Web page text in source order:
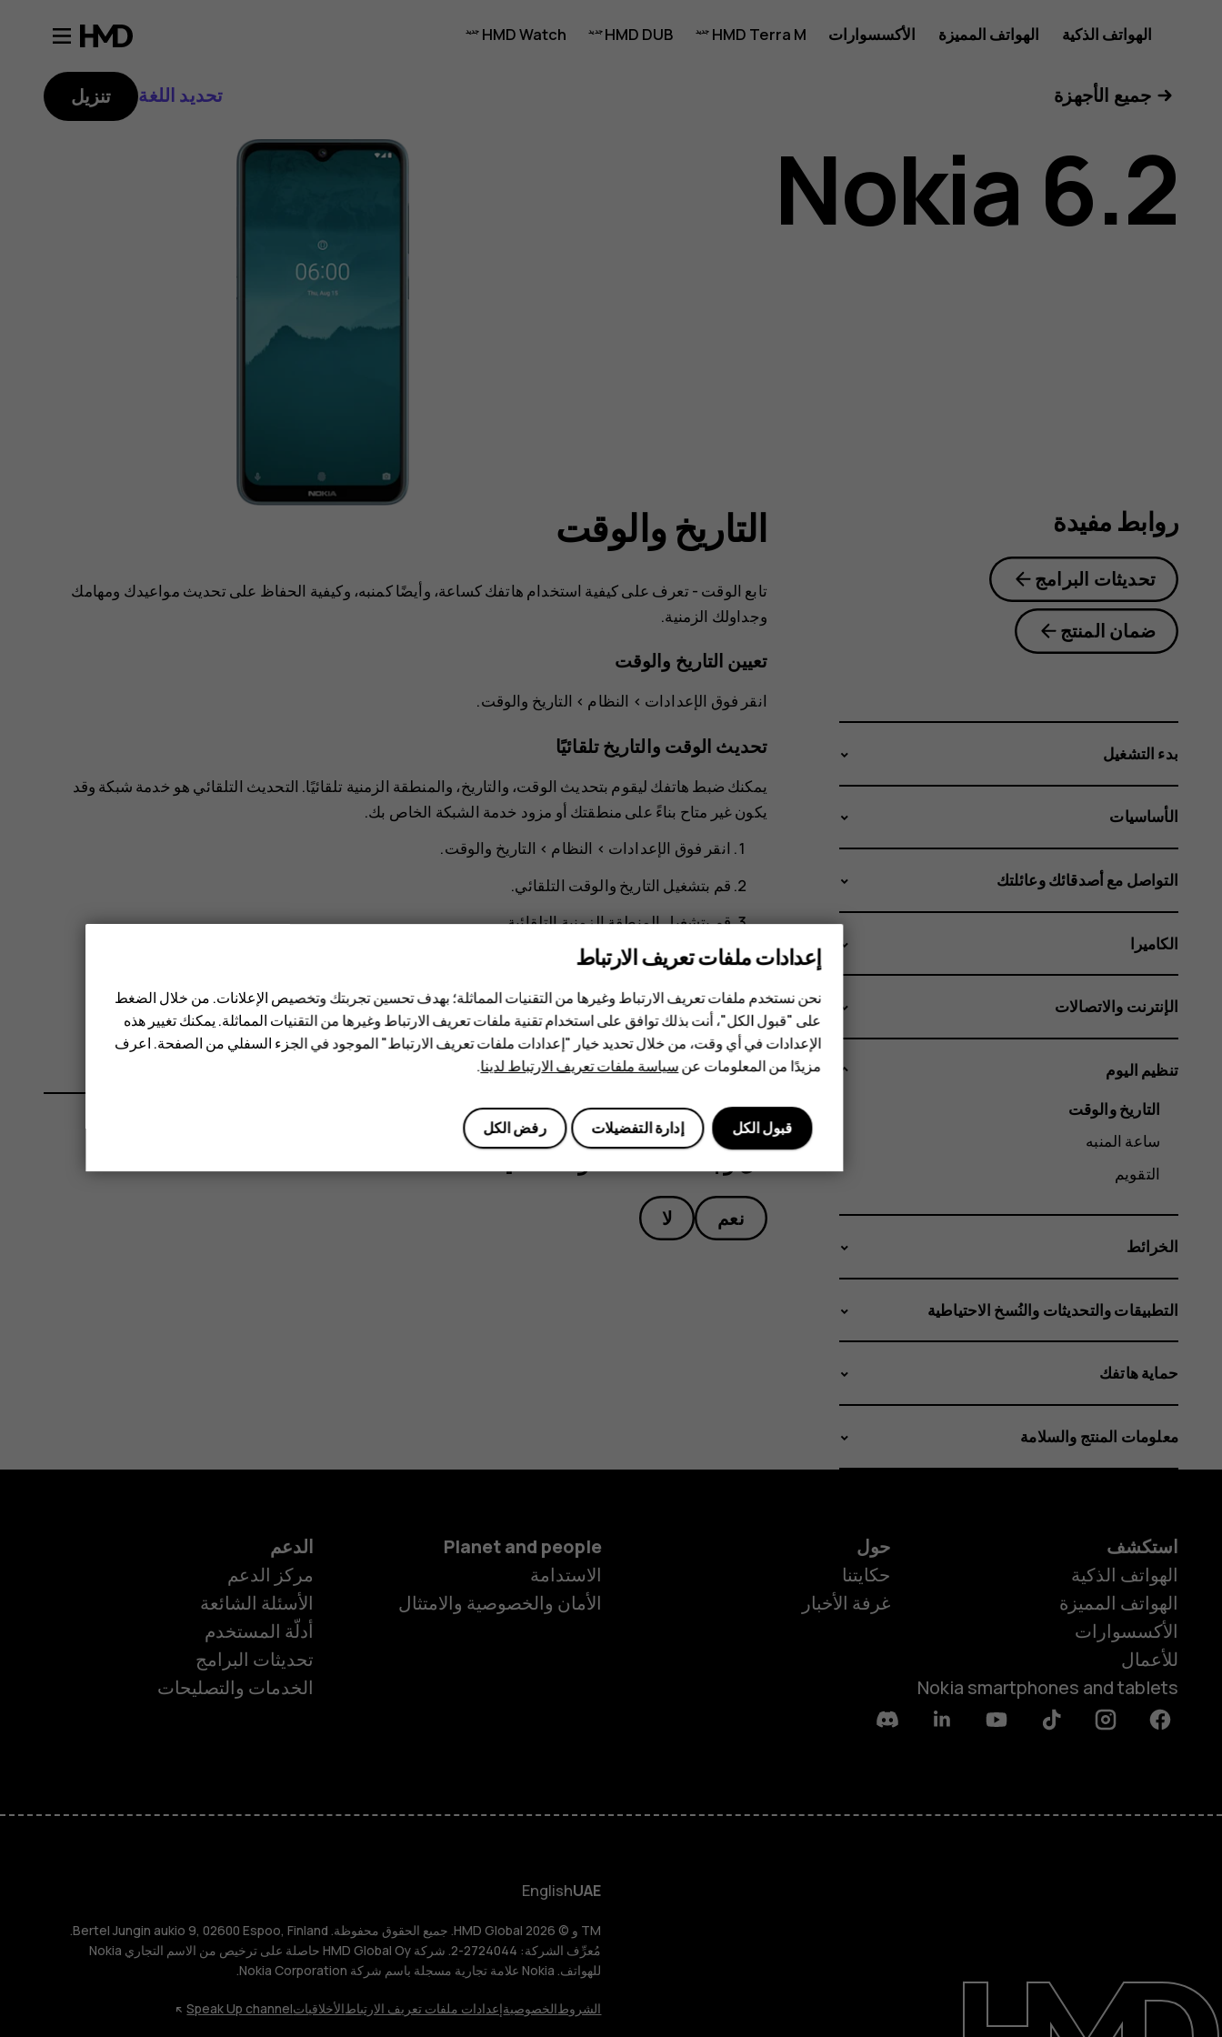
دليل
مستخدم
هاتف
الهواتف الذكية الهواتف المميزة الأكسسوارات HMD Terra M
HMD DUB
HMD Watch
الهواتف الذكية
HMD Terra M
HMD DUB
HMD Watch
للأعمال
الدعم
جميع الأجهزة تحديد اللغة تنزيل
Nokia 6.2
التاريخ والوقت
تابع الوقت - تعرف على كيفية استخدام هاتفك كساعة، وأيضًا كمنبه، وكيفية الحفاظ على تحديث مواعيدك ومهامك
وجداولك الزمنية.
تعيين التاريخ والوقت
انقر فوق > النظام > التاريخ والوقت.
تحديث الوقت والتاريخ تلقائيًا
يمكنك ضبط هاتفك ليقوم بتحديث الوقت، والتاريخ، والمنطقة الزمنية تلقائيًا. التحديث التلقائي هو خدمة شبكة وقد
يكون غير متاح بناءً على منطقتك أو مزود خدمة الشبكة الخاص بك.
انقر فوق
> النظام > التاريخ والوقت.
قم بتشغيل التاريخ والوقت التلقائي.
قم بتشغيلالمنطقة الزمنية التلقائية.
تغيير الساعة إلى تنسيق 24 ساعة
انقر فوق >النظام>التاريخ والوقت، وقم بتشغيل
‎استخدام تنسيق 24 ساعة .
نعم لا
روابط مفيدة
تحديثات البرامج
ضمان المنتج
بدء التشغيل
الأساسيات
التواصل مع أصدقائك وعائلتك
الكاميرا
الإنترنت والاتصالات
تنظيم اليوم
التاريخ والوقت
ساعة المنبه
التقويم
الخرائط
التطبيقات والتحديثات والنُسخ الاحتياطية
حماية هاتفك
معلومات المنتج والسلامة
استكشف
الهواتف الذكية
الهواتف المميزة
الأكسسوارات
للأعمال
Nokia smartphones and tablets
حول
حكايتنا
غرفة الأخبار
Planet and people
الاستدامة
الأمان والخصوصية والامتثال
الدعم
مركز الدعم
الأسئلة الشائعة
أدلّة المستخدم
تحديثات البرامج
الخدمات والتصليحات
Facebook
Instagram
Tiktok
Youtube
Linkedin
Discord
UAE
English
TM و © 2026 HMD Global. جميع الحقوق محفوظة. Bertel Jungin aukio 9, 02600 Espoo, Finland.
مُعرِّف الشركة: 2724044-2. شركة HMD Global Oy حاصلة على ترخيص من الاسم التجاري Nokia
للهواتف. Nokia علامة تجارية مسجلة باسم شركة Nokia Corporation.
الشروطالخصوصيةإعدادات ملفات تعريف الارتباطالأخلاقياتSpeak Up channel
إعدادات ملفات تعريف الارتباط
نحن نستخدم ملفات تعريف الارتباط وغيرها من التقنيات المماثلة؛ بهدف تحسين تجربتك وتخصيص الإعلانات. من خلال الضغط
على "قبول الكل"، أنت بذلك توافق على استخدام تقنية ملفات تعريف الارتباط وغيرها من التقنيات المماثلة. يمكنك تغيير هذه
الإعدادات في أي وقت، من خلال تحديد خيار "إعدادات ملفات تعريف الارتباط" الموجود في الجزء السفلي من الصفحة. اعرف
مزيدًا من المعلومات عنسياسة ملفات تعريف الارتباط لدينا.
رفض الكل إدارة التفضيلات قبول الكل